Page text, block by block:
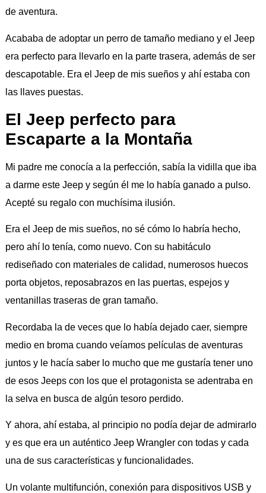
de aventura.
Acababa de adoptar un perro de tamaño mediano y el Jeep
era perfecto para llevarlo en la parte trasera, además de ser
descapotable. Era el Jeep de mis sueños y ahí estaba con
las llaves puestas.
El Jeep perfecto para
Escaparte a la Montaña
Mi padre me conocía a la perfección, sabía la vidilla que iba
a darme este Jeep y según él me lo había ganado a pulso.
Acepté su regalo con muchísima ilusión.
Era el Jeep de mis sueños, no sé cómo lo habría hecho,
pero ahí lo tenía, como nuevo. Con su habitáculo
rediseñado con materiales de calidad, numerosos huecos
porta objetos, reposabrazos en las puertas, espejos y
ventanillas traseras de gran tamaño.
Recordaba la de veces que lo había dejado caer, siempre
medio en broma cuando veíamos películas de aventuras
juntos y le hacía saber lo mucho que me gustaría tener uno
de esos Jeeps con los que el protagonista se adentraba en
la selva en busca de algún tesoro perdido.
Y ahora, ahí estaba, al principio no podía dejar de admirarlo
y es que era un auténtico Jeep Wrangler con todas y cada
una de sus características y funcionalidades.
Un volante multifunción, conexión para dispositivos USB y